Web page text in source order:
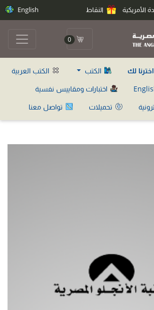
النقاط
English
0
اخترنا لك الكتب
الكتب العربية
اختبارات ومقاييس نفسية
تحميلات تواصل معنا